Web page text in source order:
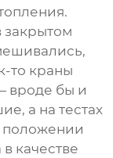
закрытом
то краны
вроде бы и
а на тестах
положении
качестве